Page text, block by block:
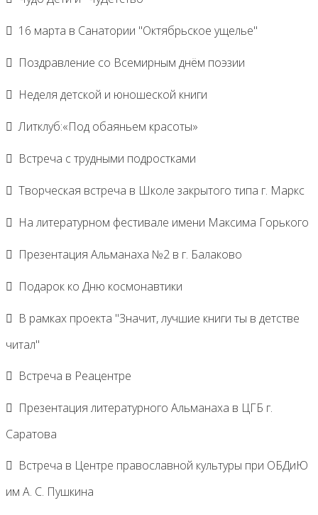
16 марта в Санатории "Октябрьское ущелье"
Поздравление со Всемирным днём поэзии
Неделя детской и юношеской книги
Литклуб:«Под обаяньем красоты»
Встреча с трудными подростками
Творческая встреча в Школе закрытого типа г. Маркс
На литературном фестивале имени Максима Горького
Презентация Альманаха №2 в г. Балаково
Подарок ко Дню космонавтики
В рамках проекта "Значит, лучшие книги ты в детстве
читал"
Встреча в Реацентре
Презентация литературного Альманаха в ЦГБ г.
Саратова
Встреча в Центре православной культуры при ОБДиЮ
им А. С. Пушкина